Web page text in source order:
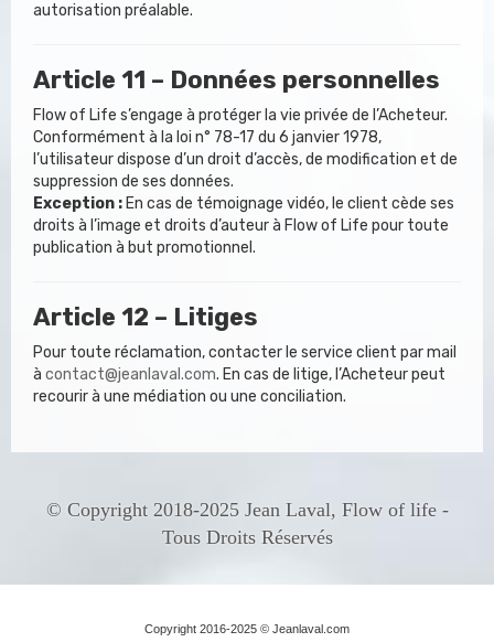
autorisation préalable.
Article 11 – Données personnelles
Flow of Life s’engage à protéger la vie privée de l’Acheteur.
Conformément à la loi n° 78-17 du 6 janvier 1978,
l’utilisateur dispose d’un droit d’accès, de modification et de
suppression de ses données.
Exception : En cas de témoignage vidéo, le client cède ses
droits à l’image et droits d’auteur à Flow of Life pour toute
publication à but promotionnel.
Article 12 – Litiges
Pour toute réclamation, contacter le service client par mail
à contact@jeanlaval.com. En cas de litige, l’Acheteur peut
recourir à une médiation ou une conciliation.
© Copyright 2018-2025 Jean Laval, Flow of life -
Tous Droits Réservés
Copyright 2016-2025 © Jeanlaval.com